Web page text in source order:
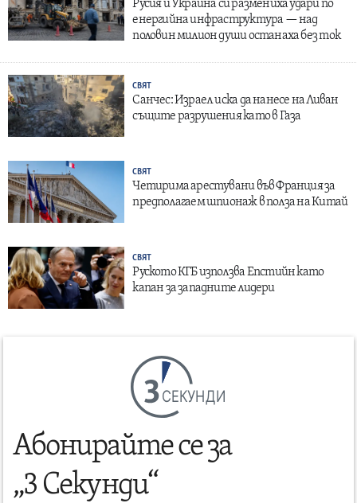
Русия и Украйна си размениха удари по
енергийна инфраструктура — над
половин милион души останаха без ток
СВЯТ
Санчес: Израел иска да нанесе на Ливан
същите разрушения като в Газа
СВЯТ
Четирима арестувани във Франция за
предполагаем шпионаж в полза на Китай
СВЯТ
Руското КГБ използва Епстийн като
капан за западните лидери
СЕКУНДИ
Абонирайте се за
„3 Секунди“